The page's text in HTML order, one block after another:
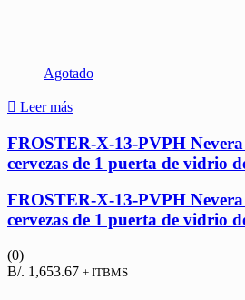
Agotado
Leer más
FROSTER-X-13-PVPH
cervezas de 1 puerta de vidrio
FROSTER-X-13-PVPH
cervezas de 1 puerta de vidrio
(0)
B/. 1,653.67 + ITBMS